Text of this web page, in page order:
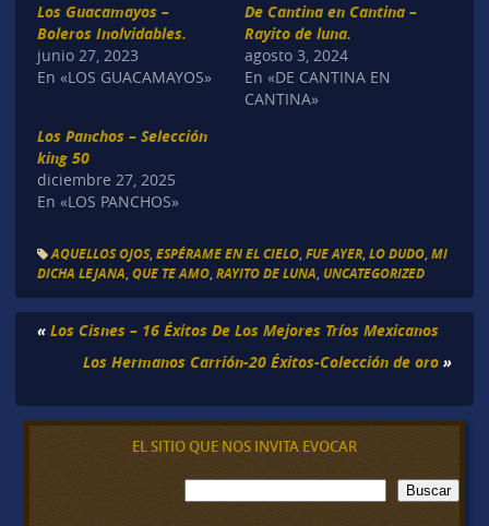
Los Guacamayos –
Boleros Inolvidables.
junio 27, 2023
En «LOS GUACAMAYOS»
De Cantina en Cantina –
Rayito de luna.
agosto 3, 2024
En «DE CANTINA EN
CANTINA»
Los Panchos – Selección
king 50
diciembre 27, 2025
En «LOS PANCHOS»
AQUELLOS OJOS, ESPÉRAME EN EL CIELO, FUE AYER, LO DUDO, MI
DICHA LEJANA QUE TE AMO, RAYITO DE LUNA UNCATEGORIZED
« Los Cisnes – 16 Éxitos De Los Mejores Tríos Mexicanos
Los Hermanos Carrión-20 Éxitos-Colección de oro »
EL SITIO QUE NOS INVITA EVOCAR
B
u
Buscar